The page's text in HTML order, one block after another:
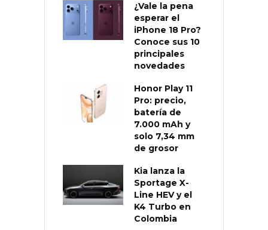
¿Vale la pena
esperar el
iPhone 18 Pro?
Conoce sus 10
principales
novedades
Honor Play 11
Pro: precio,
batería de
7.000 mAh y
solo 7,34 mm
de grosor
Kia lanza la
Sportage X-
Line HEV y el
K4 Turbo en
Colombia